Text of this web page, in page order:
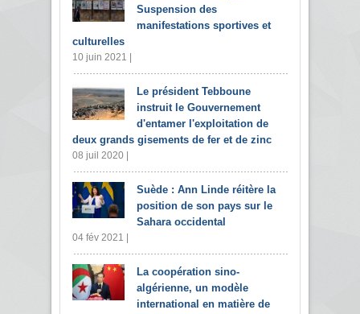
Suspension des
manifestations sportives et
culturelles
10 juin 2021 |
Le président Tebboune
instruit le Gouvernement
d'entamer l'exploitation de
deux grands gisements de fer et de zinc
08 juil 2020 |
Suède : Ann Linde réitère la
position de son pays sur le
Sahara occidental
04 fév 2021 |
La coopération sino-
algérienne, un modèle
international en matière de